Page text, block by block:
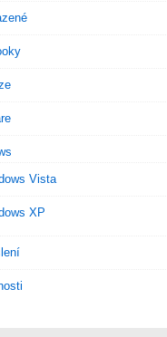
Vista
XP